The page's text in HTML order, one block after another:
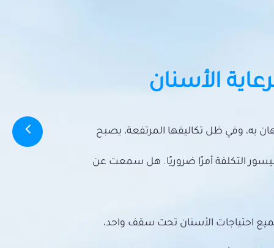
الأسنان
به، وفي ظل تكاليفها المرتفعة، يصبح
التكلفة أمرًا ضروريًا. هل سمعت عن
احتياجات الأسنان تحت سقف واحد،